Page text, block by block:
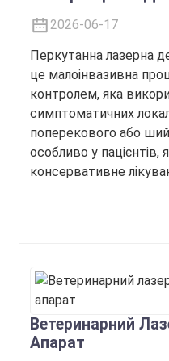
2026-06-17
Перкутанна лазерна
це малоінвазивна
контролем, яка
симптоматичних
поперекового або
особливо у пацієнтів,
консервативне
Ветеринарний
Апарат